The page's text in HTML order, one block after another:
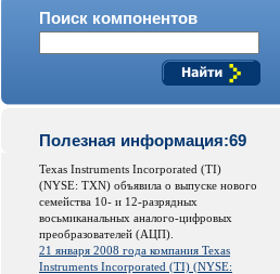
Поиск компонентов
Полезная информация:69
Texas Instruments Incorporated (TI)
(NYSE: TXN) объявила о выпуске нового
семейства 10- и 12-разрядных
восьмиканальных аналого-цифровых
преобразователей (АЦП).
21 января 2008 года компания Texas
Instruments Incorporated (TI) (NYSE: